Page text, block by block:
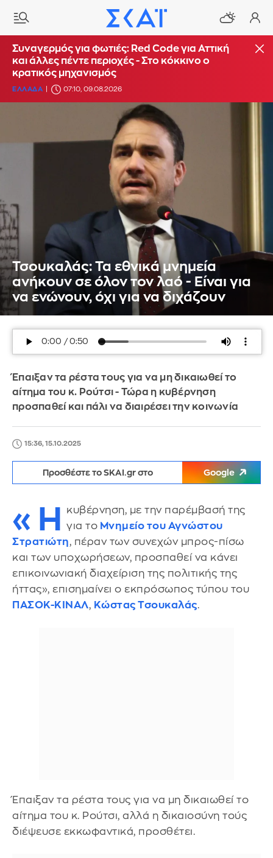
Συναγερμός για φωτιές: Red Code για Αττική
και άλλες πέντε περιοχές - Στο κόκκινο ο
κρατικός μηχανισμός
ΕΛΛΑΔΑ 07:10, 09.08.2026
Τσουκαλάς: Τα εθνικά μνημεία
ανήκουν σε όλον τον λαό - Είναι για
να ενώνουν, όχι για να διχάζουν
Έπαιξαν τα ρέστα τους για να μη δικαιωθεί το
αίτημα του κ. Ρούτσι - Τώρα η κυβέρνηση
προσπαθεί και πάλι να διαιρέσει την κοινωνία
15:36, 15.10.2025
Προσθέστε το SKAI.gr στο Google
«Η
κυβέρνηση, με την παρέμβασή της
για το Μνημείο του Αγνώστου
Στρατιώτη, πέραν των συνεχών μπρος-πίσω
και των υποχωρήσεων, προσπαθεί να κάνει
επικοινωνιακή διαχείριση της πολιτικής της
ήττας», επισημαίνει ο εκπρόσωπος τύπου του
ΠΑΣΟΚ-ΚΙΝΑΛ, Κώστας Τσουκαλάς.
Έπαιξαν τα ρέστα τους για να μη δικαιωθεί το
αίτημα του κ. Ρούτσι, αλλά η δικαιοσύνη τούς
διέψευσε εκκωφαντικά, προσθέτει.